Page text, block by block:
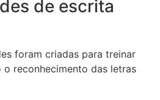
de escrita
foram criadas para treinar
reconhecimento das letras